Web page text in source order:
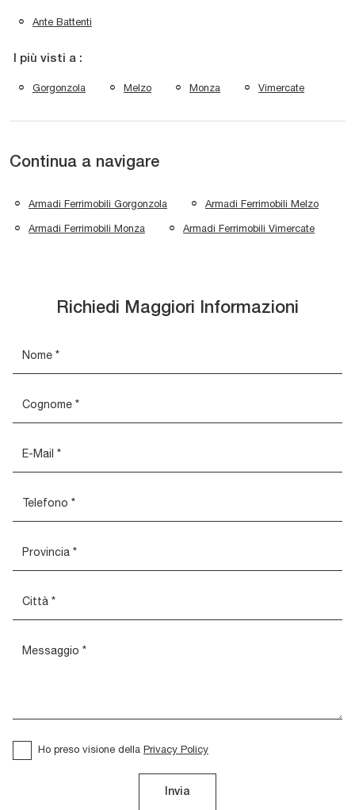
Ante Battenti
I più visti a :
Gorgonzola Melzo Monza Vimercate
Continua a navigare
Armadi Ferrimobili Gorgonzola Armadi Ferrimobili Melzo
Armadi Ferrimobili Monza Armadi Ferrimobili Vimercate
Richiedi Maggiori Informazioni
Ho preso visione della Privacy Policy
Invia